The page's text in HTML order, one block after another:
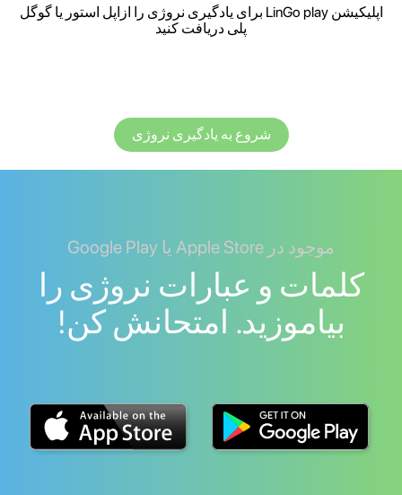
اپلیکیشن LinGo play برای یادگیری نروژی را ازاپل استور یا گوگل
پلی دریافت کنید
شروع به یادگیری نروژی
موجود در Apple Store یا Google Play
کلمات و عبارات نروژی را
بیاموزید. امتحانش کن!